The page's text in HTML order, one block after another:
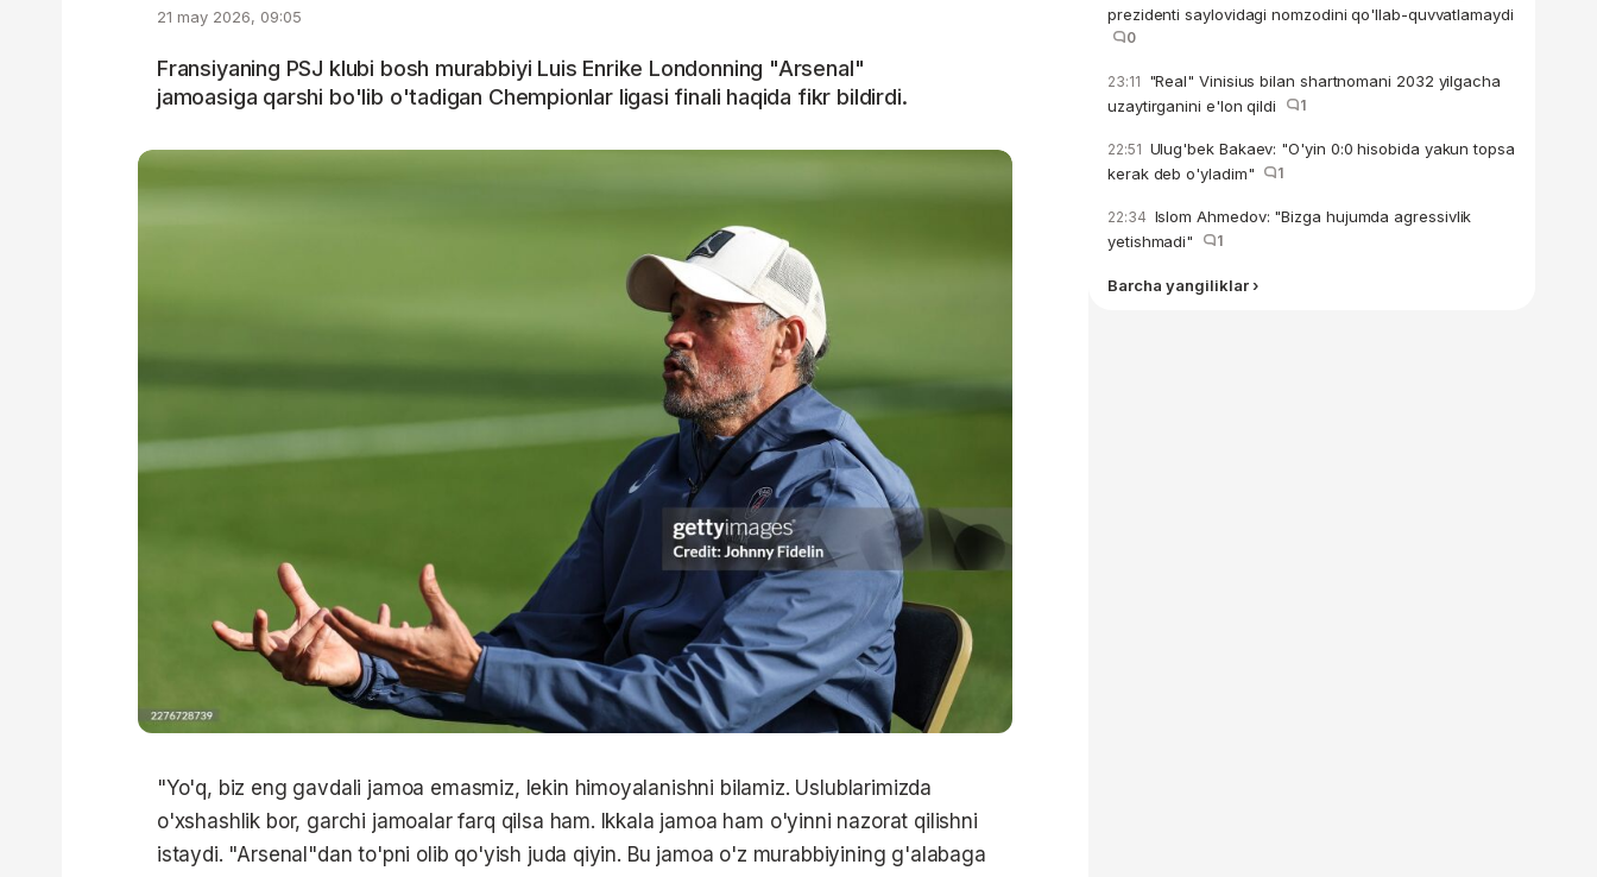
21 may 2026, 09:05
Fransiyaning PSJ klubi bosh murabbiyi Luis Enrike Londonning "Arsenal"
jamoasiga qarshi bo'lib o'tadigan Chempionlar ligasi finali haqida fikr bildirdi.
"Yo'q, biz eng gavdali jamoa emasmiz, lekin himoyalanishni bilamiz. Uslublarimizda
o'xshashlik bor, garchi jamoalar farq qilsa ham. Ikkala jamoa ham o'yinni nazorat qilishni
istaydi. "Arsenal"dan to'pni olib qo'yish juda qiyin. Bu jamoa o'z murabbiyining g'alabaga
prezidenti saylovidagi nomzodini qo'llab-quvvatlamaydi
0
23:11 "Real" Vinisius bilan shartnomani 2032 yilgacha
uzaytirganini e'lon qildi
1
22:51 Ulug'bek Bakaev: "O'yin 0:0 hisobida yakun topsa
kerak deb o'yladim"
1
22:34 Islom Ahmedov: "Bizga hujumda agressivlik
yetishmadi"
1
Barcha yangiliklar ›